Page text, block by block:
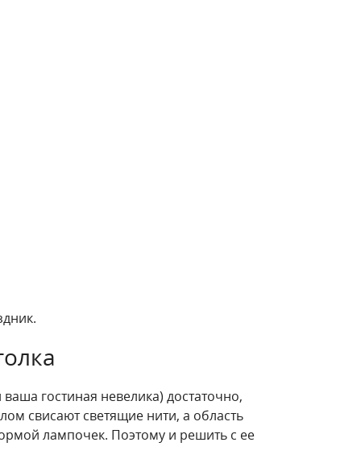
гостиная невелика) достаточно,
свисают светящие нити, а область
лампочек. Поэтому и решить с ее